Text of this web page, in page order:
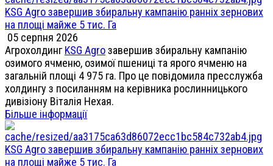
KSG Agro завершив збиральну кампанію ранніх зернових
на площі майже 5 тис. Га
05 серпня 2026
АгрохолдингKSG Agroзавершив збиральну кампанію
озимого ячменю, озимої пшениці та ярого ячменю на
загальній площі 4 975 га. Про це повідомила пресслужба
холдингу з посиланням на керівника рослинницького
дивізіону Віталія Нехая.
Більше інформації
KSG Agro завершив збиральну кампанію ранніх зернових
на площі майже 5 тис. Га